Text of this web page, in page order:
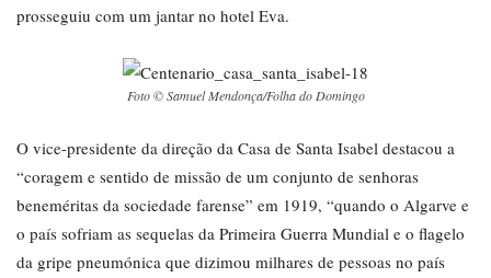
prosseguiu com um jantar no hotel Eva.
Foto © Samuel Mendonça/Folha do Domingo
O vice-presidente da direção da Casa de Santa Isabel destacou a
“coragem e sentido de missão de um conjunto de senhoras
beneméritas da sociedade farense” em 1919, “quando o Algarve e
o país sofriam as sequelas da Primeira Guerra Mundial e o flagelo
da gripe pneumónica que dizimou milhares de pessoas no país